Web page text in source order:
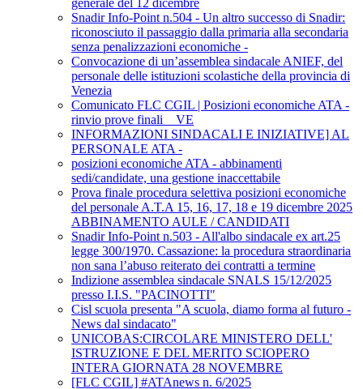
generale del 12 dicembre
Snadir Info-Point n.504 - Un altro successo di Snadir:
riconosciuto il passaggio dalla primaria alla secondaria
senza penalizzazioni economiche -
Convocazione di un’assemblea sindacale ANIEF, del
personale delle istituzioni scolastiche della provincia di
Venezia
Comunicato FLC CGIL | Posizioni economiche ATA -
rinvio prove finali _ VE
INFORMAZIONI SINDACALI E INIZIATIVE] AL
PERSONALE ATA -
posizioni economiche ATA - abbinamenti
sedi/candidate, una gestione inaccettabile
Prova finale procedura selettiva posizioni economiche
del personale A.T.A 15, 16, 17, 18 e 19 dicembre 2025
ABBINAMENTO AULE / CANDIDATI
Snadir Info-Point n.503 - All'albo sindacale ex art.25
legge 300/1970. Cassazione: la procedura straordinaria
non sana l’abuso reiterato dei contratti a termine
Indizione assemblea sindacale SNALS 15/12/2025
presso I.I.S. "PACINOTTI"
Cisl scuola presenta "A scuola, diamo forma al futuro -
News dal sindacato"
UNICOBAS:CIRCOLARE MINISTERO DELL'
ISTRUZIONE E DEL MERITO SCIOPERO
INTERA GIORNATA 28 NOVEMBRE
[FLC CGIL] #ATAnews n. 6/2025